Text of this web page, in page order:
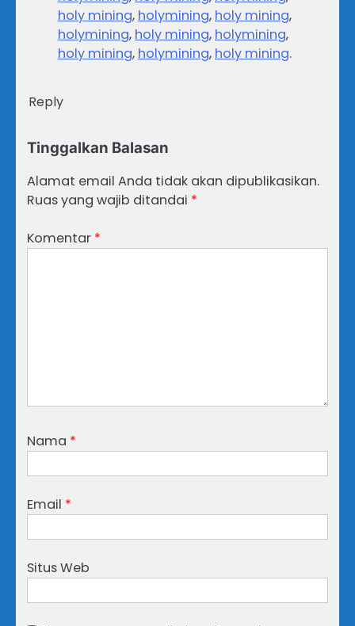
holy mining, holymining, holy mining,
holymining, holy mining, holymining,
holy mining, holymining, holy mining.
Reply
Tinggalkan Balasan
Alamat email Anda tidak akan dipublikasikan.
Ruas yang wajib ditandai *
Komentar *
Nama *
Email *
Situs Web